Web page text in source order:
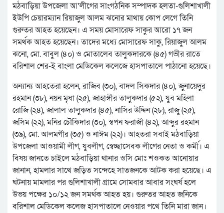
মঠবাড়িয়া উপজেলা আ’লীগের সাংগঠনিক সম্পাদক হলতা-গুলিশাখালী
ইউপি চেয়ারম্যান রিয়াজুল আলম ঝনোর মাথায় কোপ লেগে তিনি
গুরুতর আহত হয়েছেন। এ সময় মোসারেফ সাকুর আরো ১৭ জন
সমর্থক আহত হয়েছেন। তাদের মধ্যে মোসারেফ সাকু, রিয়াজুল আলম
ঝনো, মো. বাবুল (৪০) ও মোতালেব তালুকদারকে (৪৫) গভীর রাতে
বরিশাল শের-ই বাংলা মেডিকেল কলেজে হাসপাতালে পাঠানো হয়েছে।
অন্যান্য আহতেরা হলেন, রাজিব (৩০), বাদল সিকদার (৪০), জুনায়েদুর
রহমান (৩৮), নয়ন মৃধা (২৫), জাহাঙ্গীর তালুকদার (৫২), যুব মহিলা
রোজি (২৪), জালাল তালুকদার (৪৫), নাসির উদ্দিন (২৮), রাজু (২৫),
জসিম (২২), মনির চৌকিদার (৩০), স্বপন ফরাজী (৪২), আব্দুর রহমান
(৩৯), মো. আলমগীর (৩৫) ও নাঈম (২২)। আহতরা সবাই মঠবাড়িয়া
উপজেলা আওয়ামী লীগ, যুবলীগ, স্বেচ্ছাসেবক লীগের নেতা ও কর্মী। এ
বিষয় জানতে চাইলে মঠবাড়িয়া থানার ওসি মোঃ শওকত আনোয়ার
জানান, হামলার সাথে জড়িত সন্দেহে সাতজনকে আটক করা হয়েছে। এ
ঘটনায় মামলার পর গুলিশাখালী গ্রামে সোমবার আবার সংঘর্ষ হলে
উভয় পক্ষের ১০/১২ জন সমর্থক আহত হয়। গুরুতর আহত জনিকে
বরিশাল মেডিকেল কলেজ হাসপাতালে নেওয়ার পথে তিনি মারা জান।